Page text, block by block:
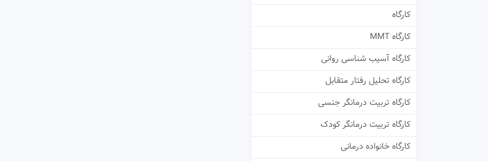
کارگاه
کارگاه MMT
کارگاه آسیب شناسی روانی
کارگاه تحلیل رفتار متقابل
کارگاه تربیت درمانگر جنسی
کارگاه تربیت درمانگر کودک
کارگاه خانواده درمانی